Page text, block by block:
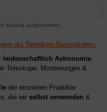
Katalog aufgenommen.
als Teleskop-Spezialisten:
leidenschaftlich Astronomie
Teleskope, Montierungen &
der einzelnen Produkte
die wir selbst verwenden &